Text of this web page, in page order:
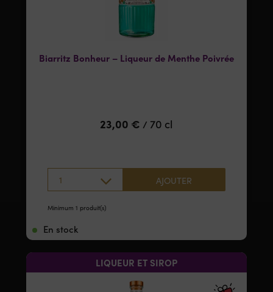
Biarritz Bonheur – Liqueur de Menthe Poivrée
23,00 € / 70 cl
1 AJOUTER
Minimum 1 produit(s)
En stock
LIQUEUR ET SIROP